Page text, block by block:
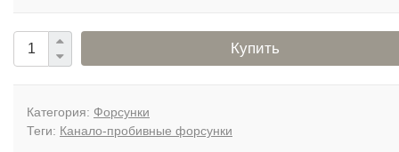
Купить
Категория: Форсунки
Теги: Канало-пробивные форсунки